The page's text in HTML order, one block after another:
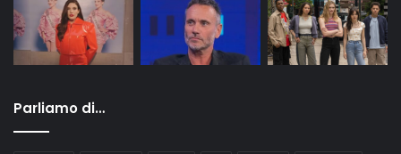
Parliamo di…